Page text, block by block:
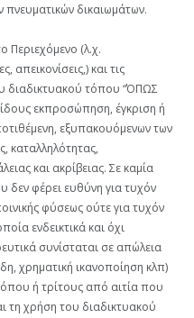
δικαιωμάτων.
Περιεχόμενο (λ.χ.
και τις
διαδικτυακού τόπου “ΌΠΩΣ
εκπροσώπηση, έγκριση ή
εξυπακουόμενων των
καταλληλότητας,
και ακρίβειας. Σε καμία
δεν φέρει ευθύνη για τυχόν
φύσεως ούτε για τυχόν
ενδεικτικά και όχι
συνίσταται σε απώλεια
χρηματική ικανοποίηση κλπ)
ή τρίτους από αιτία που
τη χρήση του διαδικτυακού